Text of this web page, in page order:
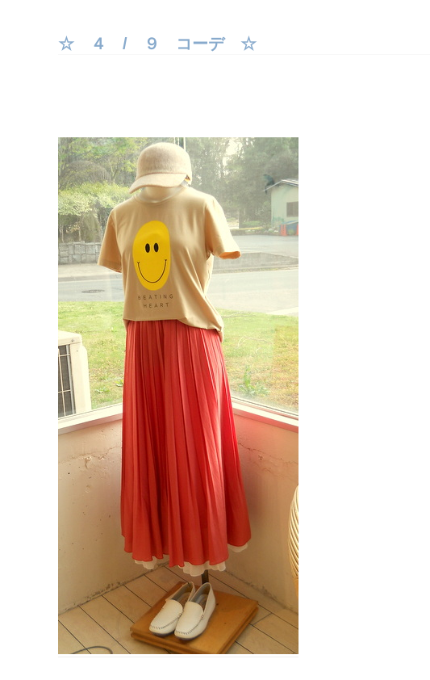
タ
へ
☆ ４ / ９ コーデ ☆